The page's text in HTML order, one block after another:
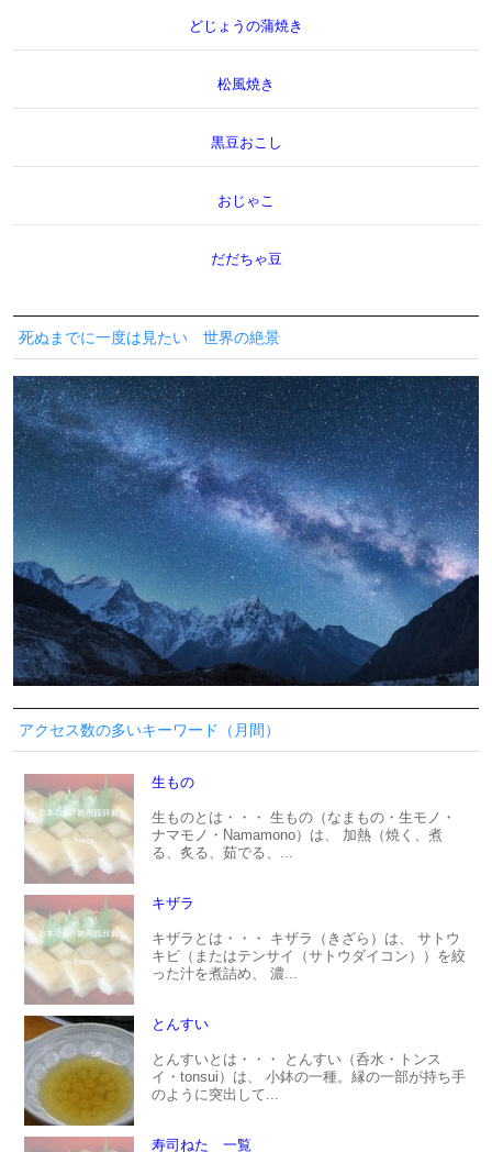
どじょうの蒲焼き
松風焼き
黒豆おこし
おじゃこ
だだちゃ豆
死ぬまでに一度は見たい 世界の絶景
アクセス数の多いキーワード（月間）
生もの
生ものとは・・・ 生もの（なまもの・生モノ・
ナマモノ・Namamono）は、 加熱（焼く、煮
る、炙る、茹でる、...
キザラ
キザラとは・・・ キザラ（きざら）は、 サトウ
キビ（またはテンサイ（サトウダイコン））を絞
った汁を煮詰め、 濃...
とんすい
とんすいとは・・・ とんすい（呑水・トンス
イ・tonsui）は、 小鉢の一種。縁の一部が持ち手
のように突出して...
寿司ねた 一覧